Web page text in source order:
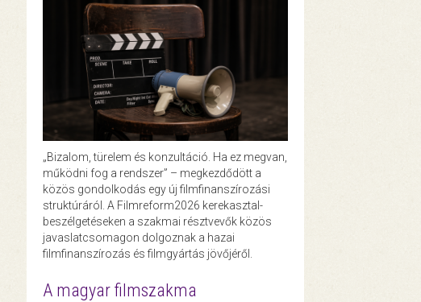
„Bizalom, türelem és konzultáció. Ha ez megvan,
működni fog a rendszer” – megkezdődött a
közös gondolkodás egy új filmfinanszírozási
struktúráról. A Filmreform2026 kerekasztal-
beszélgetéseken a szakmai résztvevők közös
javaslatcsomagon dolgoznak a hazai
filmfinanszírozás és filmgyártás jövőjéről.
A magyar filmszakma